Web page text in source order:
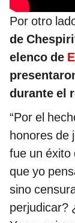
Por otro
de
elenco de
durante el
“Por el
honores de
fue un éxito
que yo
sino
perjudicar?